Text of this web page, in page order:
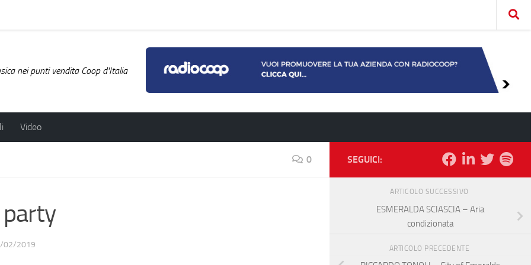
nei punti vendita Coop d'Italia
Video
0
party
02/2019
SEGUICI:
ARTICOLO SUCCESSIVO
ESMERALDA SCIASCIA – Aria
condizionata
ARTICOLO PRECEDENTE